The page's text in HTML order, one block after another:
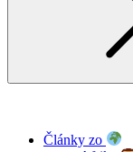
Články zo